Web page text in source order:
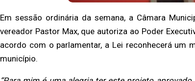
Em sessão ordinária da semana, a Câmara
vereador Pastor Max, que autoriza ao Poder
acordo com o parlamentar, a Lei reconhecerá
município.